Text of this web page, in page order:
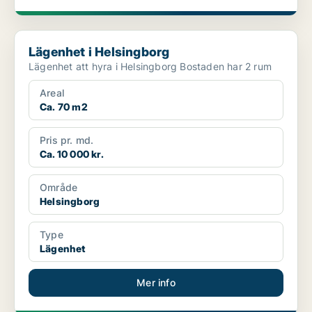
Lägenhet i Helsingborg
Lägenhet i Helsingborg
Lägenhet att hyra i Helsingborg Bostaden har 2 rum
Areal
Ca. 70 m2
Pris pr. md.
Ca. 10 000 kr.
Område
Helsingborg
Type
Lägenhet
Mer info